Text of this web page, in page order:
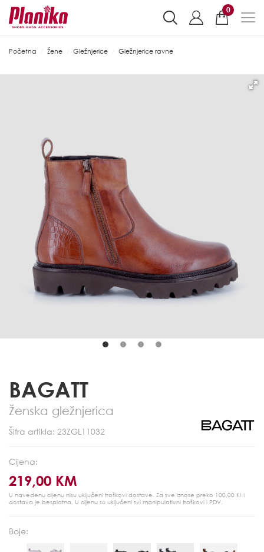
0
Početna Žene Gležnjerice Gležnjerice ravne
BAGATT
Ženska gležnjerica
Šifra artikla: 23ZGL11032
Cijena:
219,00 KM
U navedenu cijenu nisu uključeni troškovi dostave. Za sve iznose preko 100,00 KM
dostava je besplatna. U cijenu su uključeni svi manipulativni troškovi i PDV.
Boje: